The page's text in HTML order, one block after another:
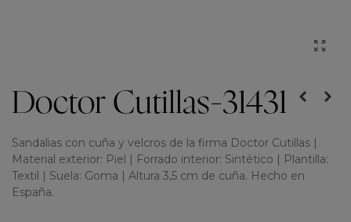
Doctor Cutillas-31431
Sandalias con cuña y velcros de la firma Doctor Cutillas |
Material exterior: Piel | Forrado interior: Sintético | Plantilla:
Textil | Suela: Goma | Altura 3,5 cm de cuña. Hecho en
España.